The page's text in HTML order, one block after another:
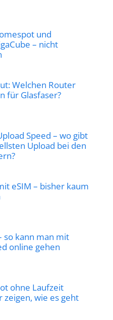
und
– nicht
Welchen Router
für Glasfaser?
Speed – wo gibt
Upload bei den
eSIM – bisher kaum
so kann man mit
online gehen
ohne Laufzeit
zeigen, wie es geht